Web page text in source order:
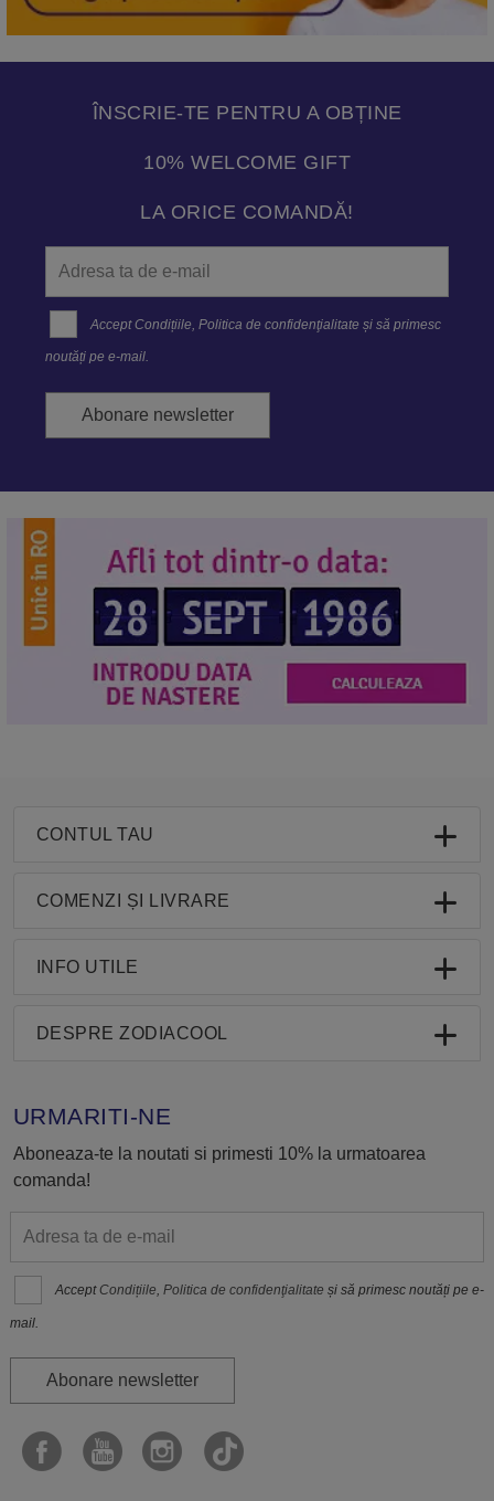
ÎNSCRIE-TE PENTRU A OBȚINE
10% WELCOME GIFT
LA ORICE COMANDĂ!
Accept Condițiile,Politica de confidenţialitate și să primesc
noutăți pe e-mail.
Abonare newsletter
CONTUL TAU
COMENZI ȘI LIVRARE
INFO UTILE
DESPRE ZODIACOOL
URMARITI-NE
Aboneaza-te la noutati si primesti 10% la urmatoarea
comanda!
Accept Condițiile,Politica de confidenţialitate și să primesc noutăți pe e-
mail.
Abonare newsletter